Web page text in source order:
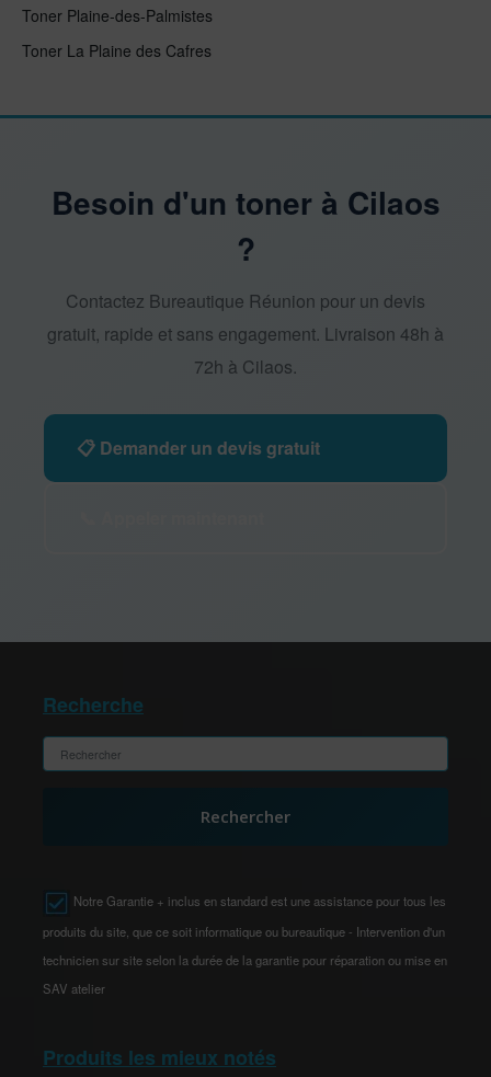
Toner Plaine-des-Palmistes
Toner La Plaine des Cafres
Besoin d'un toner à Cilaos
?
Contactez Bureautique Réunion pour un devis
gratuit, rapide et sans engagement. Livraison 48h à
72h à Cilaos.
📋 Demander un devis gratuit
Recherche
Rechercher
Notre Garantie + inclus en standard est une assistance pour tous les
produits du site, que ce soit informatique ou bureautique - Intervention d'un
technicien sur site selon la durée de la garantie pour réparation ou mise en
SAV atelier
Produits les mieux notés